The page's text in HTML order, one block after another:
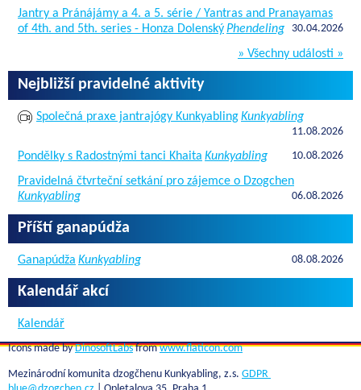
Jantry a Pránájámy a 4. a 5. série / Yantras and Pranayamas
of 4th. and 5th. series - Honza DolenskýPhendeling 30.04.2026
» Všechny události »
Nejbližší pravidelné aktivity
Společná praxe jantrajógy KunkyablingKunkyabling
11.08.2026
Pondělky s Radostnými tanci Khaita Kunkyabling 10.08.2026
Pravidelná čtvrteční setkání pro zájemce o Dzogchen
Kunkyabling
06.08.2026
Příští ganapúdža
Ganapúdža Kunkyabling 08.08.2026
Kalendář akcí
Kalendář
Icons made byDinosoftLabsfromwww.flaticon.com
Mezinárodní komunita dzogčhenu Kunkyabling, z.s. GDPR